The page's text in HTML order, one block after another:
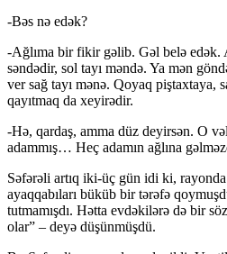
-Bəs nə edək?
-Ağlıma bir fikir gəlib. Gəl belə edək.
səndədir, sol tayı məndə. Ya mən
ver sağ tayı mənə. Qoyaq piştaxtaya,
qayıtmaq da xeyirədir.
-Hə, qardaş, amma düz deyirsən. O
adammış… Heç adamın ağlına
Səfərəli artıq iki-üç gün idi ki,
ayaqqabıları büküb bir tərəfə
tutmamışdı. Hətta evdəkilərə də bir
olar” – deyə düşünmüşdü.